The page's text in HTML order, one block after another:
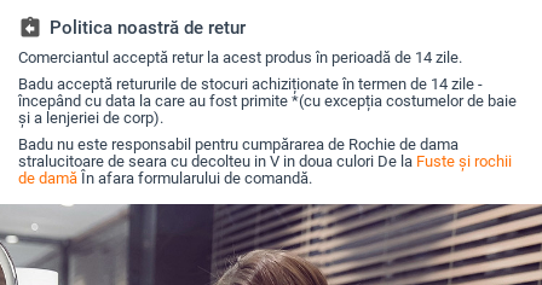
assignment_return Politica noastră de retur
Comerciantul acceptă retur la acest produs în perioadă de 14 zile.
Badu acceptă retururile de stocuri achiziționate în termen de 14 zile -
începând cu data la care au fost primite *(cu excepția costumelor de baie
și a lenjeriei de corp).
Badu nu este responsabil pentru cumpărarea de Rochie de dama
stralucitoare de seara cu decolteu in V in doua culori De la Fuste și rochii
de damă În afara formularului de comandă.